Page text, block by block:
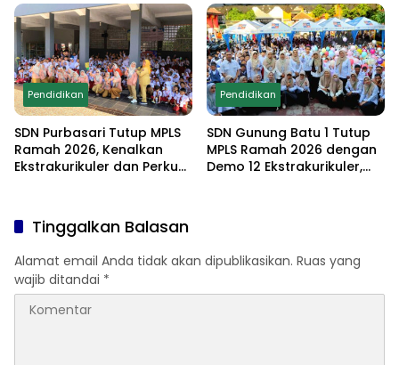
Lomba Edukatif untuk
Cetak Generasi
Berprestasi
Pendidikan
SDN Purbasari Tutup MPLS
Ramah 2026, Kenalkan
Ekstrakurikuler dan Perkuat
Pendidikan
SDN Gunung Batu 1 Tutup
MPLS Ramah 2026 dengan
Demo 12 Ekstrakurikuler,
Tinggalkan Balasan
Alamat email Anda tidak akan dipublikasikan. Ruas yang
wajib ditandai *